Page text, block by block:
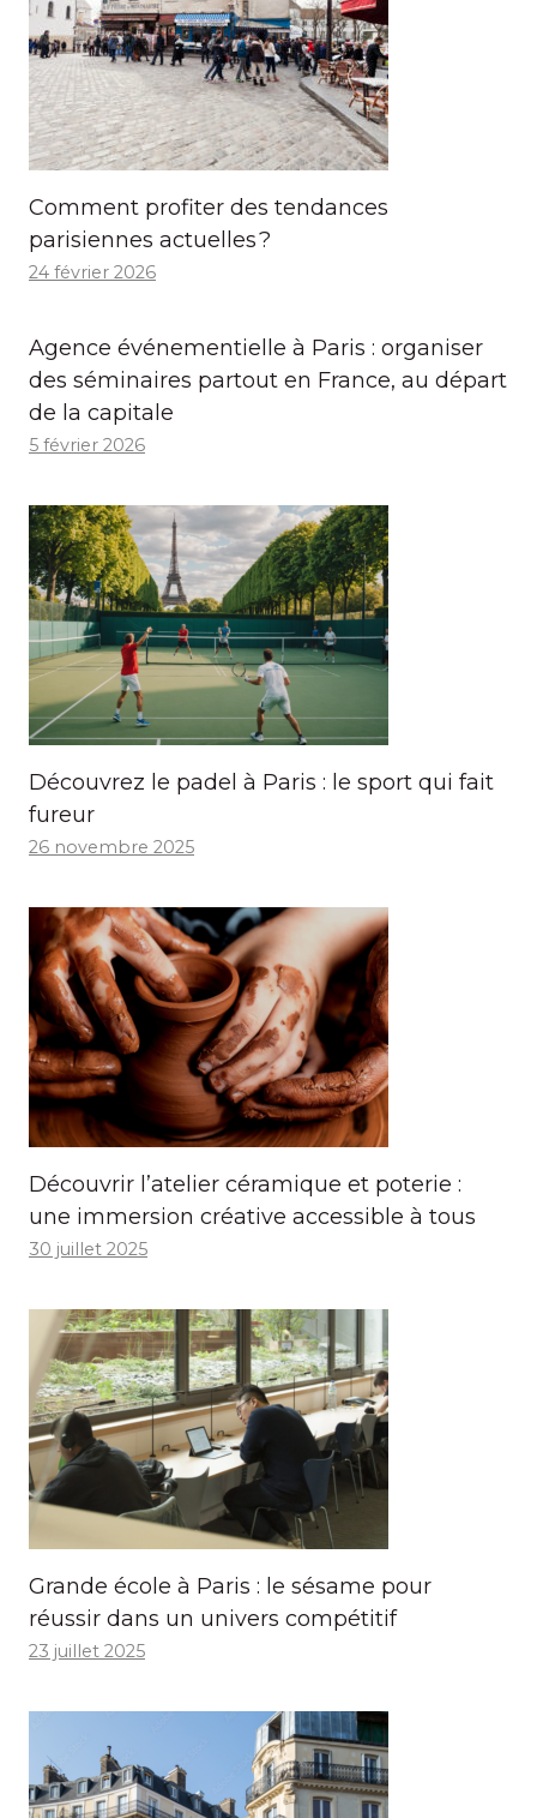
Comment profiter des tendances
parisiennes actuelles ?
24 février 2026
Agence événementielle à Paris : organiser
des séminaires partout en France, au départ
de la capitale
5 février 2026
Découvrez le padel à Paris : le sport qui fait
fureur
26 novembre 2025
Découvrir l’atelier céramique et poterie :
une immersion créative accessible à tous
30 juillet 2025
Grande école à Paris : le sésame pour
réussir dans un univers compétitif
23 juillet 2025